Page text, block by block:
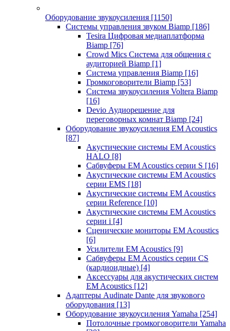
Оборудование звукоусиления [1150]
Системы управления звуком Biamp [186]
Tesira Цифровая медиаплатформа
Biamp [76]
Crowd Mics Система для общения с
аудиторией Biamp [1]
Система управления Biamp [16]
Громкоговорители Biamp [53]
Система звукоусиления Voltera Biamp
[16]
Devio Аудиорешение для
переговорных комнат Biamp [24]
Оборудование звукоусиления EM Acoustics
[87]
Акустические системы EM Acoustics
HALO [8]
Сабвуферы EM Acoustics серии S [16]
Акустические системы EM Acoustics
серии EMS [18]
Акустические системы EM Acoustics
серии Reference [10]
Акустические системы EM Acoustics
серии i [4]
Сценические мониторы EM Acoustics
[6]
Усилители EM Acoustics [9]
Сабвуферы EM Acoustics серии CS
(кардиоидные) [4]
Аксессуары для акустических систем
EM Acoustics [12]
Адаптеры Audinate Dante для звукового
оборудования [13]
Оборудование звукоусиления Yamaha [254]
Потолочные громкоговорители Yamaha